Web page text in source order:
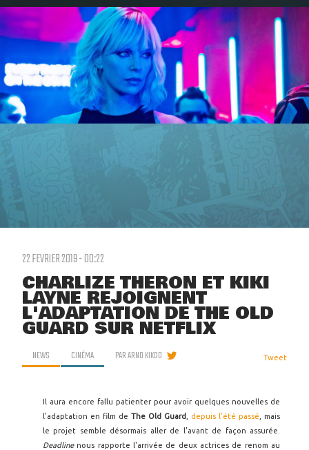
22 FEVRIER 2019 - 00:22
CHARLIZE THERON ET KIKI
LAYNE REJOIGNENT
L'ADAPTATION DE THE OLD
GUARD SUR NETFLIX
NEWS CINÉMA PARARNO KIKOO Tweet
Il aura encore fallu patienter pour avoir quelques nouvelles de
l'adaptation en film de The Old Guard depuis l'été passé , mais
le projet semble désormais aller de l'avant de façon assurée.
Deadlinenous rapporte l'arrivée de deux actrices de renom au